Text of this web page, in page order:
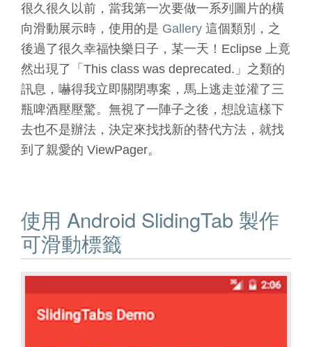
很久很久以前，當我第一次要做一系列圖片的橫
向滑動展示時，使用的是 Gallery 這個類別，之
後過了很久幸福快樂日子，某一天！Eclipse 上竟
然出現了「This class was deprecated.」之類的
訊息，嚇得我立即關閉專案，馬上逃走並灌了三
瓶啤酒壓壓驚。無視了一陣子之後，想說這樣下
去也不是辦法，決定來找找新的替代方法，就找
到了親愛的 ViewPager。
使用 Android SlidingTab 製作
可滑動標籤